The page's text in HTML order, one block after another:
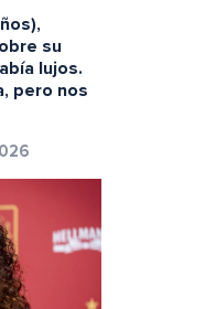
su
lujos.
pero nos